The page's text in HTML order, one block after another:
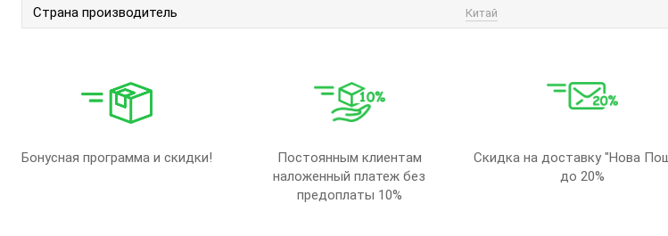
Страна производитель
Китай
Бонусная программа и скидки!
Постоянным клиентам
наложенный платеж без
предоплаты 10%
Скидка на доставку "Нова
до 20%